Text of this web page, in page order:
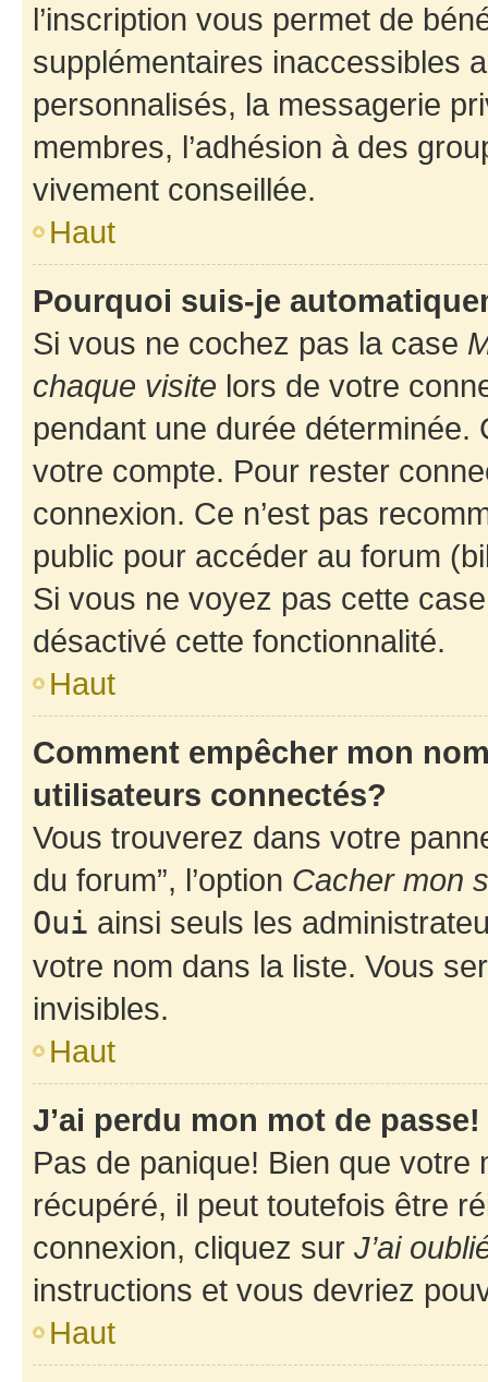
l’inscription vous permet de
supplémentaires inaccessibles
personnalisés, la messagerie
membres, l’adhésion à des
vivement conseillée.
Haut
Pourquoi suis-je
Si vous ne cochez pas la case
chaque visite lors de votre
pendant une durée déterminée.
votre compte. Pour rester
connexion. Ce n’est pas
public pour accéder au forum
Si vous ne voyez pas cette
désactivé cette fonctionnalité.
Haut
Comment empêcher mon
utilisateurs connectés?
Vous trouverez dans votre
du forum”, l’option Cacher mon
Oui ainsi seuls les
votre nom dans la liste. Vous
invisibles.
Haut
J’ai perdu mon mot de passe!
Pas de panique! Bien que
récupéré, il peut toutefois être
connexion, cliquez sur J’ai
instructions et vous devriez
Haut